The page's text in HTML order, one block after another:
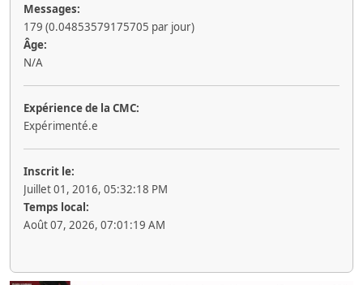
Messages:
179 (0.04853579175705 par jour)
Âge:
N/A
Expérience de la CMC:
Expérimenté.e
Inscrit le:
Juillet 01, 2016, 05:32:18 PM
Temps local:
Août 07, 2026, 07:01:19 AM